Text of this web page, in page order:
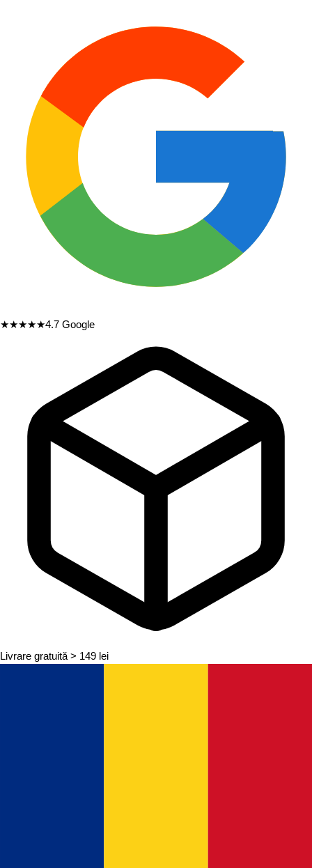
★★★★★4.7 Google
Livrare gratuită > 149 lei